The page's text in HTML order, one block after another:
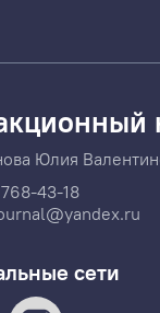
Юлия
43-18
сети